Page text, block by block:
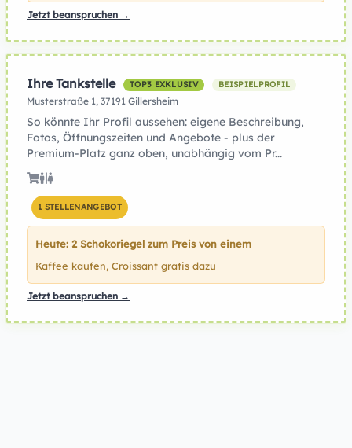
Jetzt beanspruchen →
Ihre Tankstelle TOP3 EXKLUSIV BEISPIELPROFIL
Musterstraße 1, 37191 Gillersheim
So könnte Ihr Profil aussehen: eigene Beschreibung,
Fotos, Öffnungszeiten und Angebote - plus der
Premium-Platz ganz oben, unabhängig vom Pr...
1 STELLENANGEBOT
Heute: 2 Schokoriegel zum Preis von einem
Kaffee kaufen, Croissant gratis dazu
Jetzt beanspruchen →